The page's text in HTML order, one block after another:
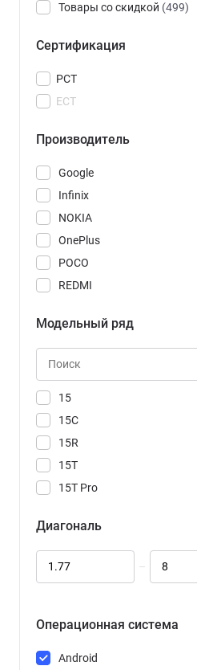
Товары со скидкой (499)
Сертификация
РСТ
ЕСТ
Производитель
Apple
Google
Infinix
NOKIA
OnePlus
POCO
REDMI
Samsung
Tecno
Xiaomi
Модельный ряд
15
15C
15R
15T
15T Pro
17 Ultra
17T
A5
Диагональ
–
Операционная система
Android